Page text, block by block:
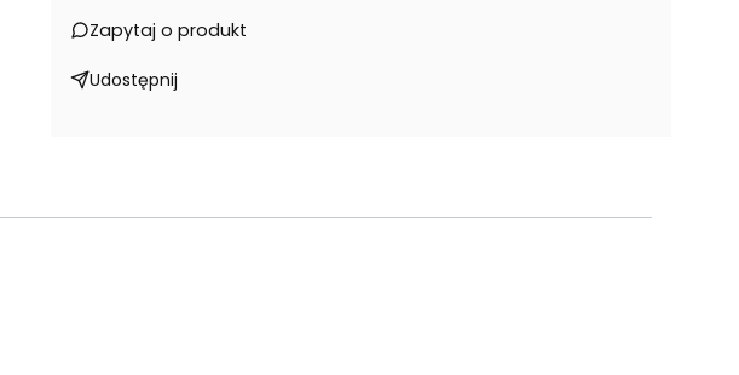
Zapytaj o produkt
Udostępnij